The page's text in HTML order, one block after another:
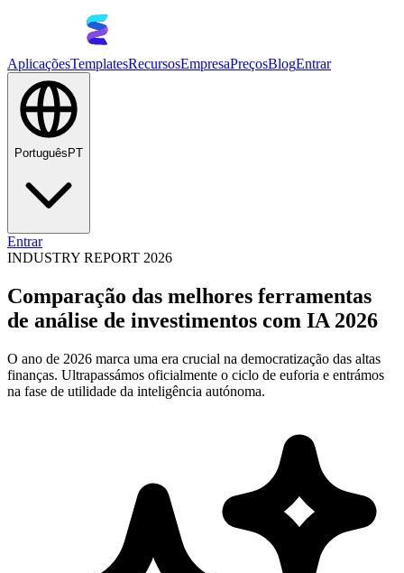
AplicaçõesTemplatesRecursosEmpresaPreçosBlogEntrar
Português PT
Entrar
INDUSTRY REPORT 2026
Comparação das melhores ferramentas
de análise de investimentos com IA 2026
O ano de 2026 marca uma era crucial na democratização das altas
finanças. Ultrapassámos oficialmente o ciclo de euforia e entrámos
na fase de utilidade da inteligência autónoma.